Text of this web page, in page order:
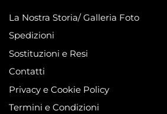
La Nostra Storia/ Galleria Foto
Spedizioni
Sostituzioni e Resi
Contatti
Privacy e Cookie Policy
Termini e Condizioni